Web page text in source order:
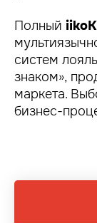
Полный
систем
знаком»,
маркета.
бизнес-